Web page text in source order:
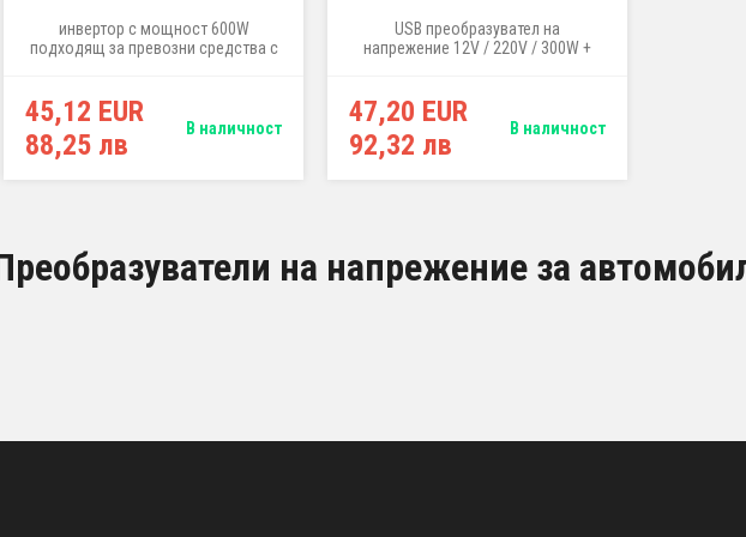
инвертор с мощност 600W
подходящ за превозни средства с
малки електроуреди 230V като
помпи, крушки и подобни
45,12 EUR
88,25 лв
В наличност
USB преобразувател на
напрежение 12V / 220V / 300W +
47,20 EUR
92,32 лв
В наличност
на напрежение за